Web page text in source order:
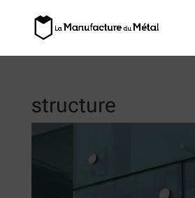
structure